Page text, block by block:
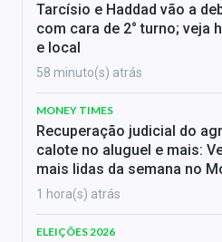
Tarcísio e Haddad vão a
com cara de 2° turno; veja
e local
58 minuto(s) atrás
MONEY TIMES
Recuperação judicial do
calote no aluguel e mais:
mais lidas da semana no
1 hora(s) atrás
ELEIÇÕES 2026